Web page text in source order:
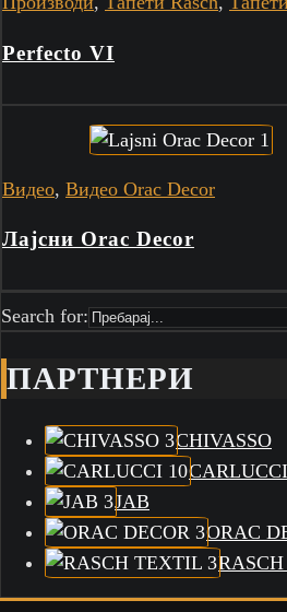
Perfecto VI
Видео, Видео Orac Decor
Лајсни Orac Decor
Search for:
ПАРТНЕРИ
CHIVASSO
CARLUCCI
JAB
ORAC